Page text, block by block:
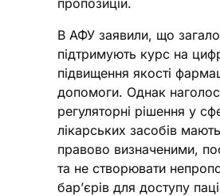
пропозицій.
В АФУ заявили, що
підтримують курс на
підвищення якості
допомоги. Однак
регуляторні рішення у
лікарських засобів
правово визначеними,
та не створювати
бар’єрів для доступу